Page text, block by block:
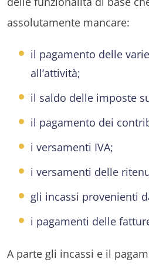
assolutamente mancare:
il pagamento delle
all’attività;
il saldo delle imposte
il pagamento dei
i versamenti IVA;
i versamenti delle
gli incassi provenienti
i pagamenti delle
A parte gli incassi e il